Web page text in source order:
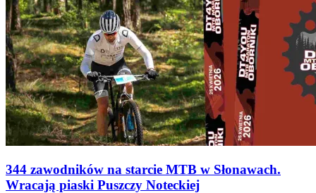
344 zawodników na starcie MTB w Słonawach.
Wracają piaski Puszczy Noteckiej